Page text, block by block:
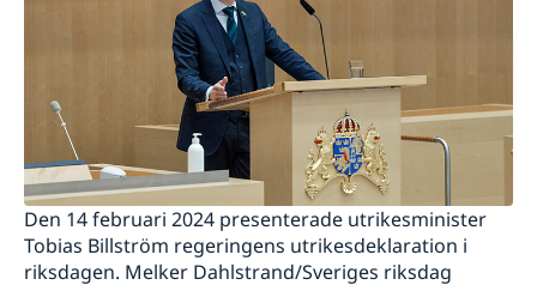
Handbok mot människohandel
Sveriges samlade stöd till de jordbävningsdrabbade
Sveriges stöd till de jordbävningsdrabbade i Turkiet
och Syrien
Utrikesdeklarationen 2023
Rösta i Tjeckien i EU-valet 2024
Ambassaden erbjuder praktikplats för HT 2022
Tjeckien ändrar inreseregler från och med den 15
februari
Glad Nationaldag!
Stefan Löfvens Tal till nationen
Den 14 februari 2024 presenterade utrikesminister
Tobias Billström regeringens utrikesdeklaration i
riksdagen. Melker Dahlstrand/Sveriges riksdag